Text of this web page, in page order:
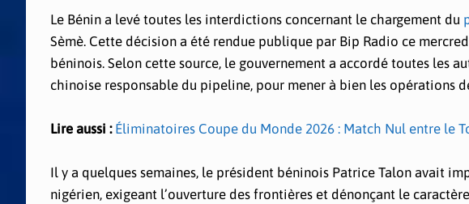
Le Bénin a levé toutes les interdictions concernant le chargement du
Sèmè. Cette décision a été rendue publique par Bip Radio ce
béninois. Selon cette source, le gouvernement a accordé toutes les
chinoise responsable du pipeline, pour mener à bien les opérations
Lire aussi : Éliminatoires Coupe du Monde 2026 : Match Nul entre le
Il y a quelques semaines, le président béninois Patrice Talon avait
nigérien, exigeant l’ouverture des frontières et dénonçant le